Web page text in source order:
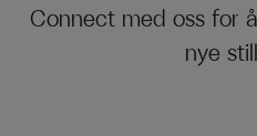
Connect med ossfor
nye